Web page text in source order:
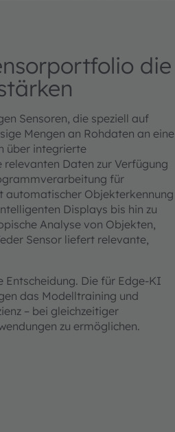
die
Sensoren, die speziell auf
Mengen an Rohdaten an eine
über integrierte
Daten zur Verfügung
für
automatischer Objekterkennung
Displays bis hin zu
Analyse von Objekten,
Sensor liefert relevante,
Entscheidung. Die für Edge-KI
das Modelltraining und
– bei gleichzeitiger
zu ermöglichen.